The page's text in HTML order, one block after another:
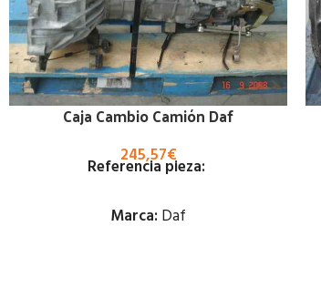
Caja Cambio Camión Daf
245,57€
Referencia pieza:
Marca: Daf